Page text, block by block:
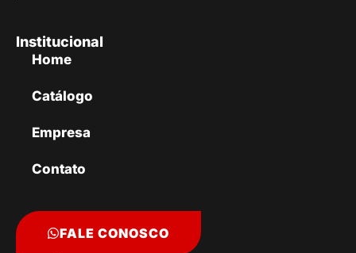
Institucional
Home
Catálogo
Empresa
Contato
FALE CONOSCO